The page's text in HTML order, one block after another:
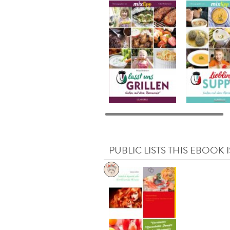
PUBLIC LISTS THIS EBOOK